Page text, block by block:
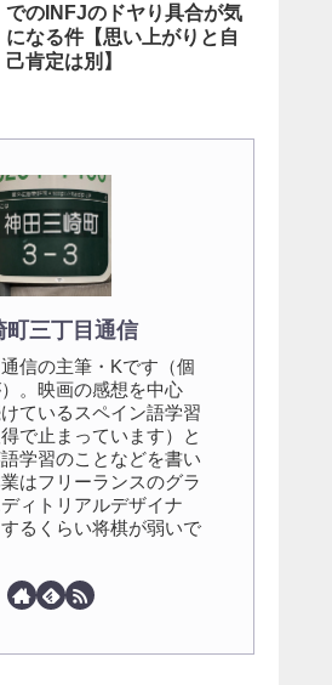
でのINFJのドヤり具合が気
になる件【思い上がりと自
己肯定は別】
町三丁目通信
信の主筆・Kです（個
。映画の感想を中心
ているスペイン語学習
得で止まっています）と
学習のことなどを書い
はフリーランスのグラ
ィトリアルデザイナ
るくらい将棋が弱いで